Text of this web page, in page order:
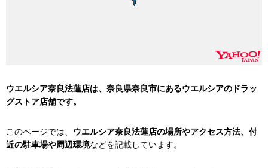
ウエルシア奈良法蓮店は、奈良県奈良市にあるウエルシアのドラッ
グストア店舗です。
このページでは、 ウエルシア奈良法蓮店の場所やアクセス方法、付
近の駐車場や周辺環境などを記載しています。